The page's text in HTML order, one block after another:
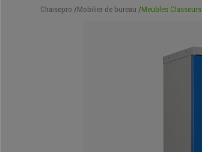
Chaisepro Mobilier de bureau Meubles Classeurs